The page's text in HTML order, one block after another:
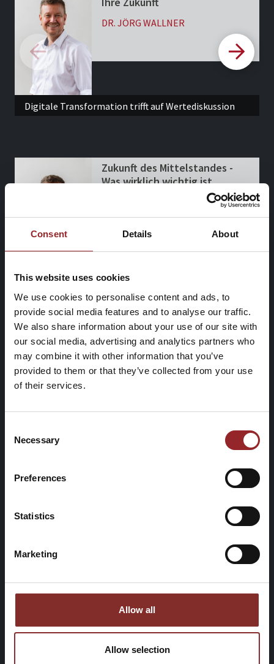
Consent Details About
This website uses cookies
We use cookies to personalise content and ads, to
provide social media features and to analyse our traffic.
We also share information about your use of our site with
our social media, advertising and analytics partners who
may combine it with other information that you’ve
provided to them or that they’ve collected from your use
of their services.
Selection
Necessary
Preferences
Statistics
Marketing
Allow all
Allow selection